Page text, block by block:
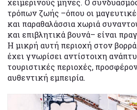
χειμερινούς μήνες. Ο
τρόπων ζωής –όπου οι
και παραθαλάσσια χωριά
και επιβλητικά βουνά– είναι
Η μικρή αυτή περιοχή στον
έχει γνωρίσει αντίστοιχη
τουριστικές περιοχές,
αυθεντική εμπειρία.